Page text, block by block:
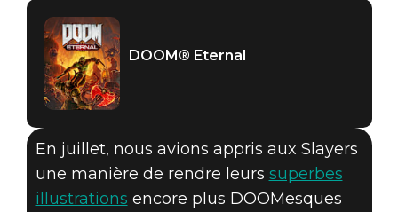
DOOM® Eternal
En juillet, nous avions appris aux Slayers
une manière de rendre leurs superbes
illustrations encore plus DOOMesques